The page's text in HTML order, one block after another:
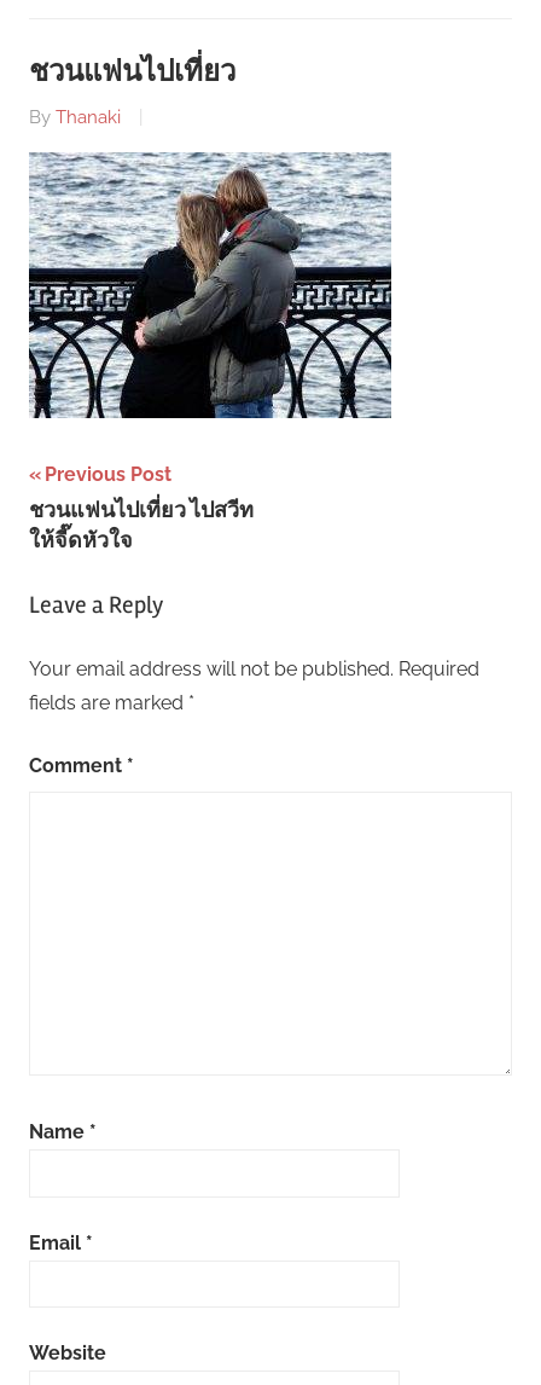
ชวนแฟนไปเที่ยว
By Thanaki
Post
navigation
Previous Post
ชวนแฟนไปเที่ยว ไปสวีท
ให้จี๊ดหัวใจ
Leave a Reply
Your email address will not be published. Required
fields are marked *
Comment *
Name *
Email *
Website